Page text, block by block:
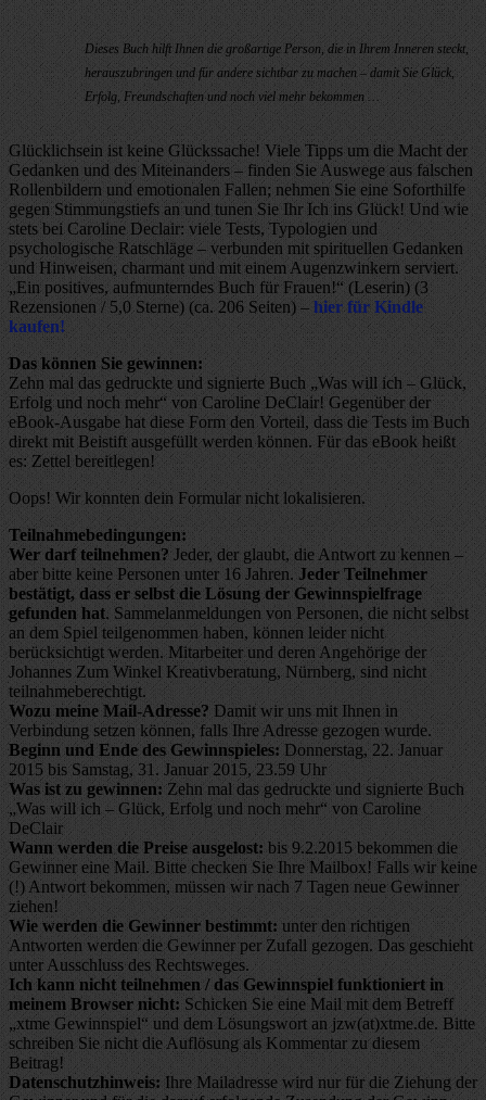
Dieses Buch hilft Ihnen die großartige Person, die in Ihrem Inneren steckt,
herauszubringen und für andere sichtbar zu machen – damit Sie Glück,
Erfolg, Freundschaften und noch viel mehr bekommen …
Glücklichsein ist keine Glückssache! Viele Tipps um die Macht der
Gedanken und des Miteinanders – finden Sie Auswege aus falschen
Rollenbildern und emotionalen Fallen; nehmen Sie eine Soforthilfe
gegen Stimmungstiefs an und tunen Sie Ihr Ich ins Glück! Und wie
stets bei Caroline Declair: viele Tests, Typologien und
psychologische Ratschläge – verbunden mit spirituellen Gedanken
und Hinweisen, charmant und mit einem Augenzwinkern serviert.
„Ein positives, aufmunterndes Buch für Frauen!“ (Leserin) (3
Rezensionen / 5,0 Sterne) (ca. 206 Seiten) – hier für Kindle
kaufen!
Das können Sie gewinnen:
Zehn mal das gedruckte und signierte Buch „Was will ich – Glück,
Erfolg und noch mehr“ von Caroline DeClair! Gegenüber der
eBook-Ausgabe hat diese Form den Vorteil, dass die Tests im Buch
direkt mit Beistift ausgefüllt werden können. Für das eBook heißt
es: Zettel bereitlegen!
Oops! Wir konnten dein Formular nicht lokalisieren.
Teilnahmebedingungen:
Wer darf teilnehmen?Jeder, der glaubt, die Antwort zu kennen –
aber bitte keine Personen unter 16 Jahren. Jeder Teilnehmer
bestätigt, dass er selbst die Lösung der Gewinnspielfrage
gefunden hat. Sammelanmeldungen von Personen, die nicht selbst
an dem Spiel teilgenommen haben, können leider nicht
berücksichtigt werden. Mitarbeiter und deren Angehörige der
Johannes Zum Winkel Kreativberatung, Nürnberg, sind nicht
teilnahmeberechtigt.
Wozu meine Mail-Adresse? Damit wir uns mit Ihnen in
Verbindung setzen können, falls Ihre Adresse gezogen wurde.
Beginn und Ende des Gewinnspieles: Donnerstag, 22. Januar
2015 bis Samstag, 31. Januar 2015, 23.59 Uhr
Was ist zu gewinnen:Zehn mal das gedruckte und signierte Buch
„Was will ich – Glück, Erfolg und noch mehr“ von Caroline
DeClair
Wann werden die Preise ausgelost: bis 9.2.2015 bekommen die
Gewinner eine Mail. Bitte checken Sie Ihre Mailbox! Falls wir keine
(!) Antwort bekommen, müssen wir nach 7 Tagen neue Gewinner
ziehen!
Wie werden die Gewinner bestimmt: unter den richtigen
Antworten werden die Gewinner per Zufall gezogen. Das geschieht
unter Ausschluss des Rechtsweges.
Ich kann nicht teilnehmen / das Gewinnspiel funktioniert in
meinem Browser nicht:Schicken Sie eine Mail mit dem Betreff
„xtme Gewinnspiel“ und dem Lösungswort an jzw(at)xtme.de. Bitte
schreiben Sie nicht die Auflösung als Kommentar zu diesem
Beitrag!
Datenschutzhinweis: Ihre Mailadresse wird nur für die Ziehung der